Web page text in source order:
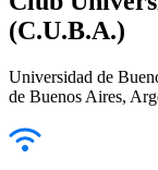
(C.U.B.A.)
Universidad de
de Buenos Aires,